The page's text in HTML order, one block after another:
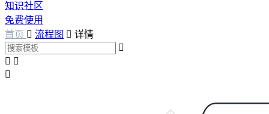
知识社区
免费使用
首页  流程图  详情

 
